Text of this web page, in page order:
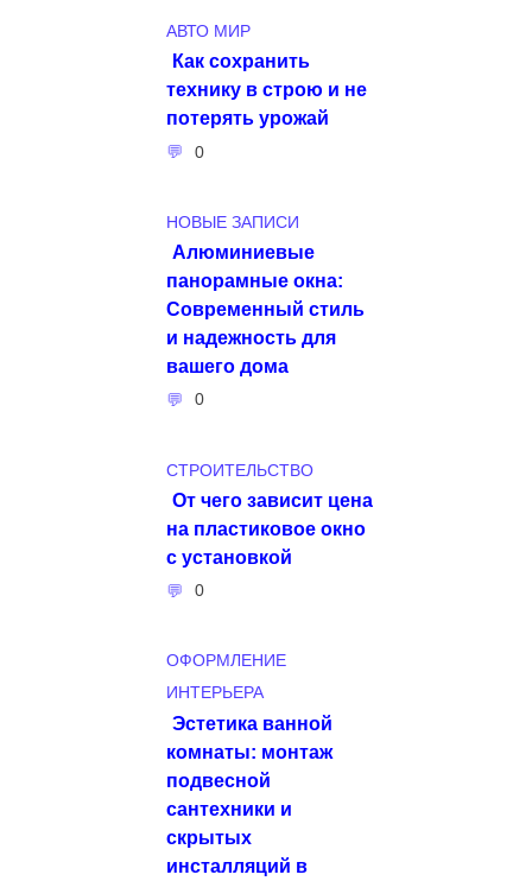
АВТО МИР
Как сохранить
технику в строю и не
потерять урожай
0
НОВЫЕ ЗАПИСИ
Алюминиевые
панорамные окна:
Современный стиль
и надежность для
вашего дома
0
СТРОИТЕЛЬСТВО
От чего зависит цена
на пластиковое окно
с установкой
0
ОФОРМЛЕНИЕ
ИНТЕРЬЕРА
Эстетика ванной
комнаты: монтаж
подвесной
сантехники и
скрытых
инсталляций в